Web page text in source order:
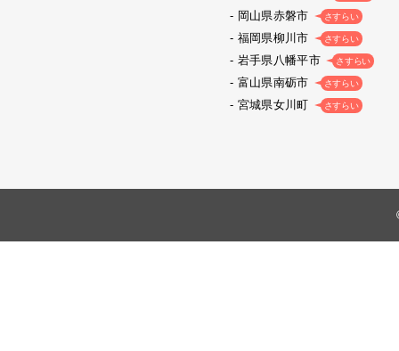
岡山県赤磐市 さすらい
福岡県柳川市 さすらい
岩手県八幡平市 さすらい
富山県南砺市 さすらい
宮城県女川町 さすらい